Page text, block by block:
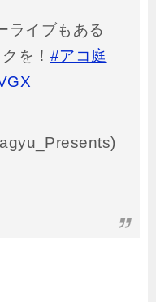
ライブもある
を！ #アコ庭